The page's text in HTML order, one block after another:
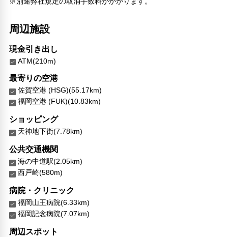
周辺施設
現金引き出し
ATM(210m)
最寄りの空港
佐賀空港 (HSG)(55.17km)
福岡空港 (FUK)(10.83km)
ショッピング
天神地下街(7.78km)
公共交通機関
海の中道駅(2.05km)
西戸崎(580m)
病院・クリニック
福岡山王病院(6.33km)
福岡記念病院(7.07km)
周辺スポット